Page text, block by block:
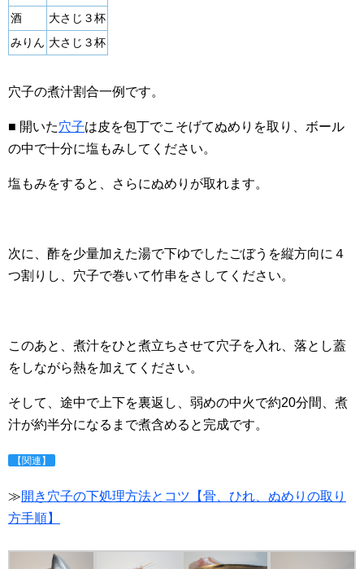
酒
大さじ３杯
みりん 大さじ３杯
穴子の煮汁割合一例です。
■ 開いた穴子は皮を包丁でこそげてぬめりを取り、ボール
の中で十分に塩もみしてください。
塩もみをすると、さらにぬめりが取れます。
次に、酢を少量加えた湯で下ゆでしたごぼうを縦方向に４
つ割りし、穴子で巻いて竹串をさしてください。
このあと、煮汁をひと煮立ちさせて穴子を入れ、落とし蓋
をしながら熱を加えてください。
そして、途中で上下を裏返し、弱めの中火で約20分間、煮
汁が約半分になるまで煮含めると完成です。
【関連】
≫開き穴子の下処理方法とコツ【骨、ひれ、ぬめりの取り
方手順】